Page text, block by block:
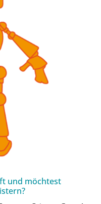
und möchtest